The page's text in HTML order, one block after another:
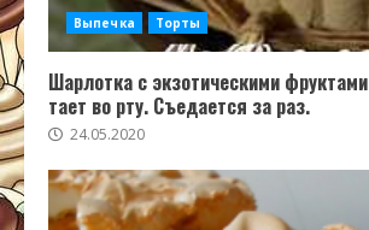
Выпечка Торты
Шарлотка с экзотическими фруктами
тает во рту. Съедается за раз.
24.05.2020